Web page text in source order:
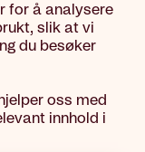
for å analysere
slik at vi
du besøker
oss med
innhold i